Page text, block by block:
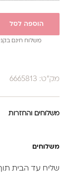
הוספה לסל
משלוח חינם בקניה
מק"ט: 6665813
משלוחים והחזרות
משלוחים
שליח עד הבית תוך 3-5 ימי